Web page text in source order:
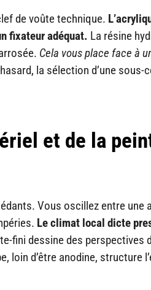
de voûte technique.
fixateur adéquat. La résine
Cela vous place face à
la sélection d’une
et de la
Vous oscillez entre une
Le climat local dicte
fini dessine des perspectives
loin d’être anodine, structure